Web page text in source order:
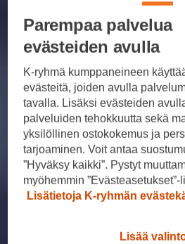
Parempaa palvelua
evästeiden avulla
K-ryhmä kumppaneineen
evästeitä, joiden avulla
tavalla. Lisäksi evästeiden
palveluiden tehokkuutta sekä
yksilöllinen ostokokemus ja
tarjoaminen. Voit antaa
”Hyväksy kaikki”. Pystyt
myöhemmin ”Evästeasetukset”-
Lisätietoja K-ryhmän
Lisää